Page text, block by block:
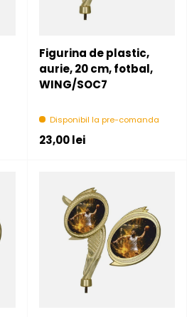
Figurina de plastic,
aurie, 20 cm, fotbal,
WING/SOC7
Disponibil la pre-comanda
Pret initial
23,00 lei